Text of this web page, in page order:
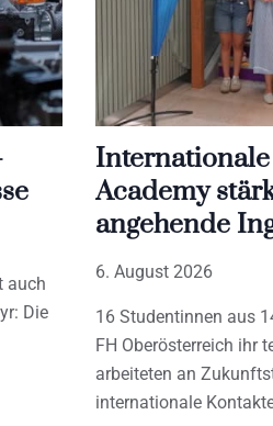
auch
Die
Academy
angehende
6. August 2026
16 Studentinnen aus
FH Oberösterreich ihr
arbeiteten an
internationale